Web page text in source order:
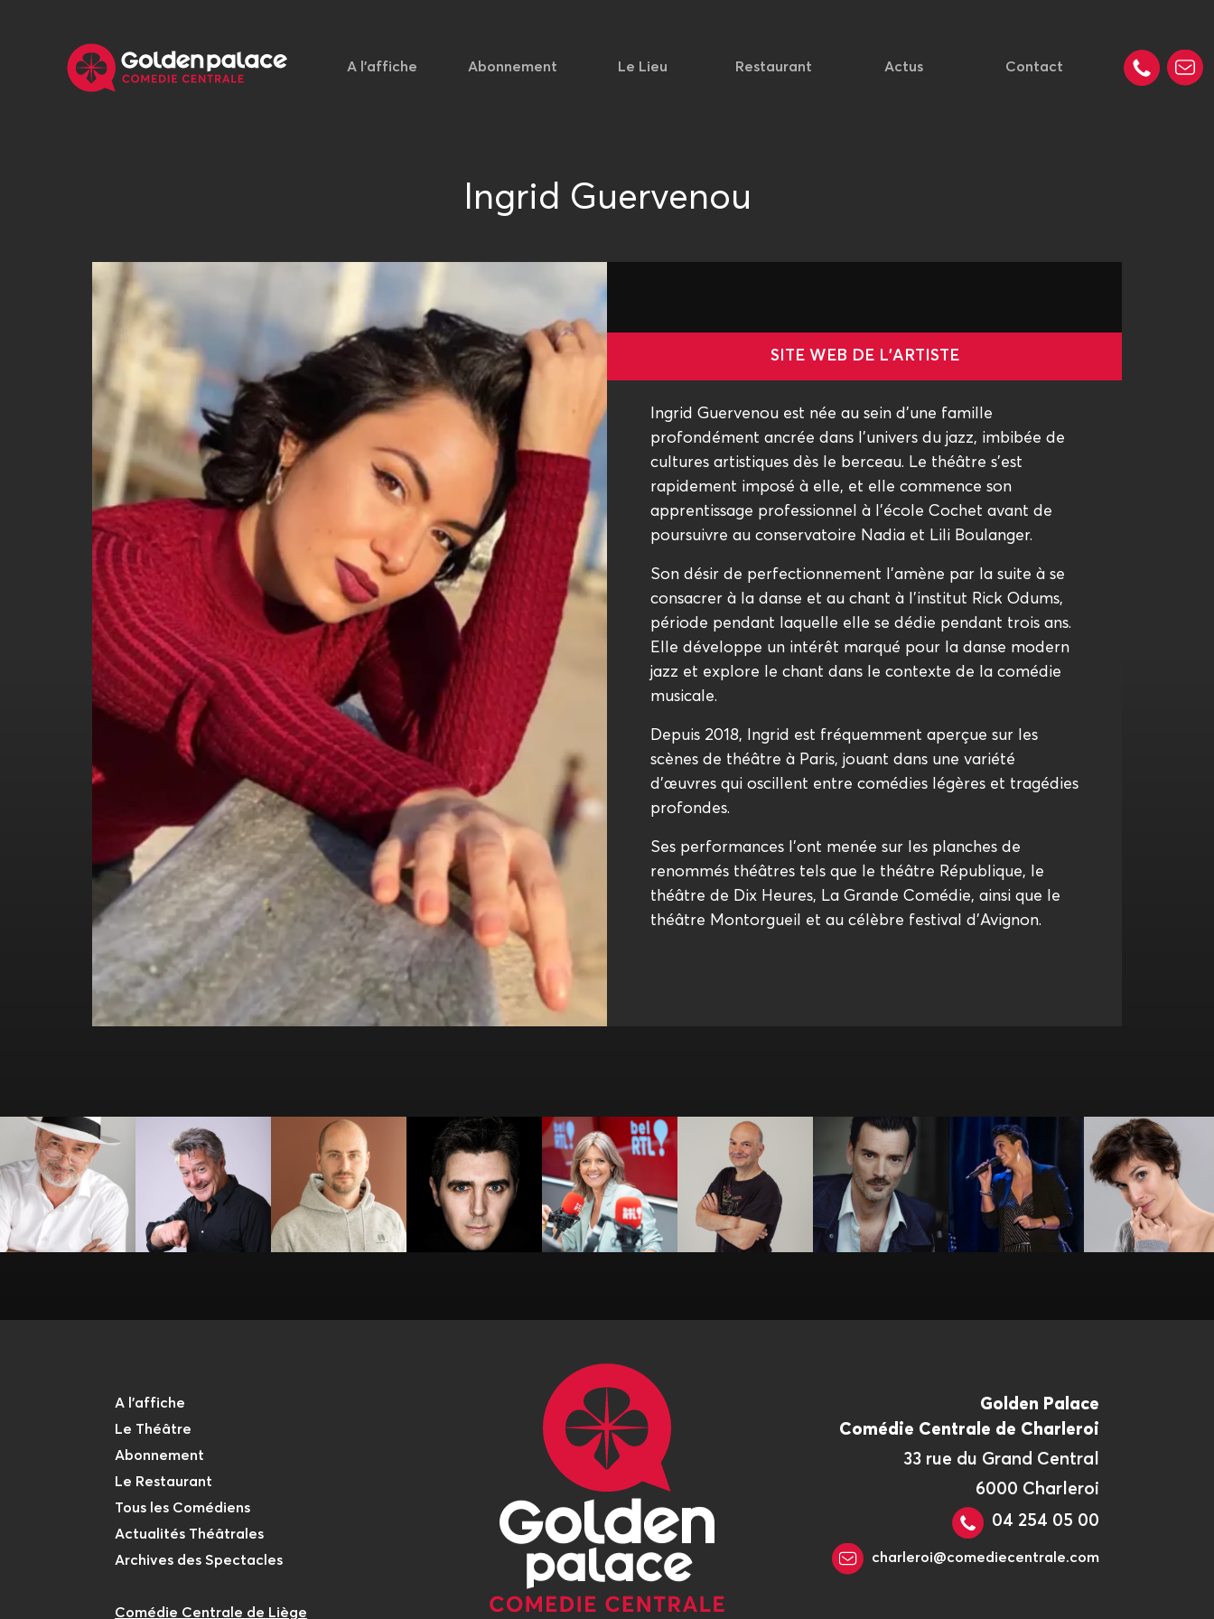
A l'affiche Abonnement Le Lieu Restaurant Actus Contact
Ingrid Guervenou
SITE WEB DE L'ARTISTE
Ingrid Guervenou est née au sein d'une famille
profondément ancrée dans l'univers du jazz, imbibée de
cultures artistiques dès le berceau. Le théâtre s'est
rapidement imposé à elle, et elle commence son
apprentissage professionnel à l'école Cochet avant de
poursuivre au conservatoire Nadia et Lili Boulanger.
Son désir de perfectionnement l'amène par la suite à se
consacrer à la danse et au chant à l’institut Rick Odums,
période pendant laquelle elle se dédie pendant trois ans.
Elle développe un intérêt marqué pour la danse modern
jazz et explore le chant dans le contexte de la comédie
musicale.
Depuis 2018, Ingrid est fréquemment aperçue sur les
scènes de théâtre à Paris, jouant dans une variété
d'œuvres qui oscillent entre comédies légères et tragédies
profondes.
Ses performances l’ont menée sur les planches de
renommés théâtres tels que le théâtre République, le
théâtre de Dix Heures, La Grande Comédie, ainsi que le
théâtre Montorgueil et au célèbre festival d’Avignon.
Antoine Beauville
Antoine
Vandenberghe
Arthur Loisel Benjamin Ghislain
Bérénice
Bourgueil
Bernard
LEFRANCQ
Bertrand Schol Betty La Ferrara
Camille
Fernandez
A l'affiche
Le Théâtre
Abonnement
Le Restaurant
Tous les Comédiens
Actualités Théâtrales
Archives des Spectacles
Comédie Centrale de Liège
Golden Palace
Comédie Centrale de Charleroi
33 rue du Grand Central
6000 Charleroi
04 254 05 00
charleroi@comediecentrale.com